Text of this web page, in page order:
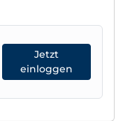
Jetzt
einloggen